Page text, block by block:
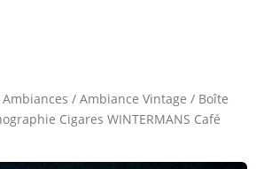
Ambiances / Ambiance Vintage / Boîte
Cigares WINTERMANS Café